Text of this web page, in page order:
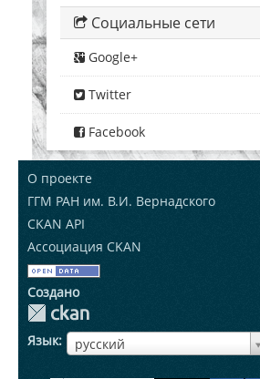
Социальные сети
Google+
Twitter
Facebook
О проекте
ГГМ РАН им. В.И. Вернадского
CKAN API
Ассоциация CKAN
Создано
Язык русский
ЯзыкЯзык